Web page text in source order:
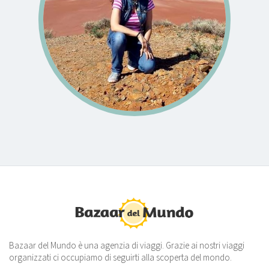
Bazaar del Mundo è una agenzia di viaggi. Grazie ai nostri viaggi
organizzati ci occupiamo di seguirti alla scoperta del mondo.